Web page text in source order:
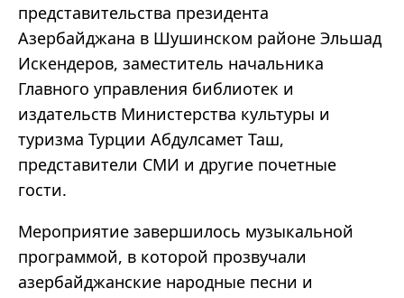
представительства президента
Азербайджана в Шушинском районе Эльшад
Искендеров, заместитель начальника
Главного управления библиотек и
издательств Министерства культуры и
туризма Турции Абдулсамет Таш,
представители СМИ и другие почетные
гости.
Мероприятие завершилось музыкальной
программой, в которой прозвучали
азербайджанские народные песни и